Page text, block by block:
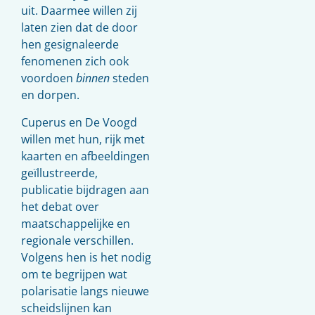
uit. Daarmee willen zij
laten zien dat de door
hen gesignaleerde
fenomenen zich ook
voordoen binnensteden
en dorpen.
Cuperus en De Voogd
willen met hun, rijk met
kaarten en afbeeldingen
geïllustreerde,
publicatie bijdragen aan
het debat over
maatschappelijke en
regionale verschillen.
Volgens hen is het nodig
om te begrijpen wat
polarisatie langs nieuwe
scheidslijnen kan